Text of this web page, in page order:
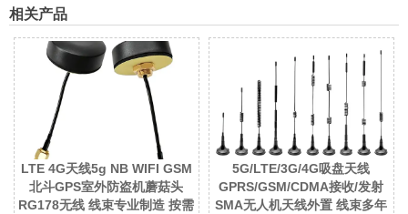
相关产品
LTE 4G天线5g NB WIFI GSM
北斗GPS室外防盗机蘑菇头
RG178无线 线束专业制造 按需
5G/LTE/3G/4G吸盘天线
GPRS/GSM/CDMA接收/发射
SMA无人机天线外置 线束多年